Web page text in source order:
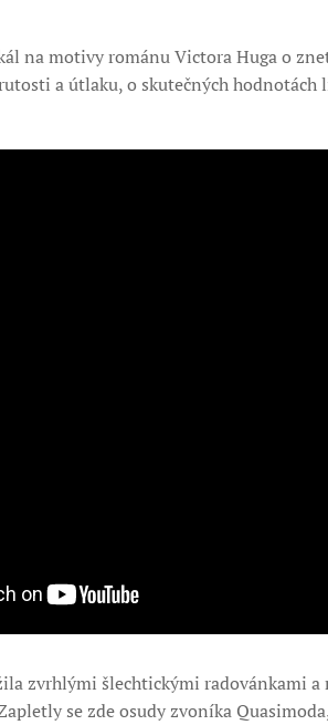
na motivy románu Victora Huga o
a útlaku, o skutečných hodnotách
zvrhlými šlechtickými radovánkami
se zde osudy zvoníka